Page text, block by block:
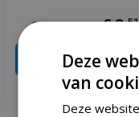
€2,95 €2,51
Meer info
INDeze
van
Deze